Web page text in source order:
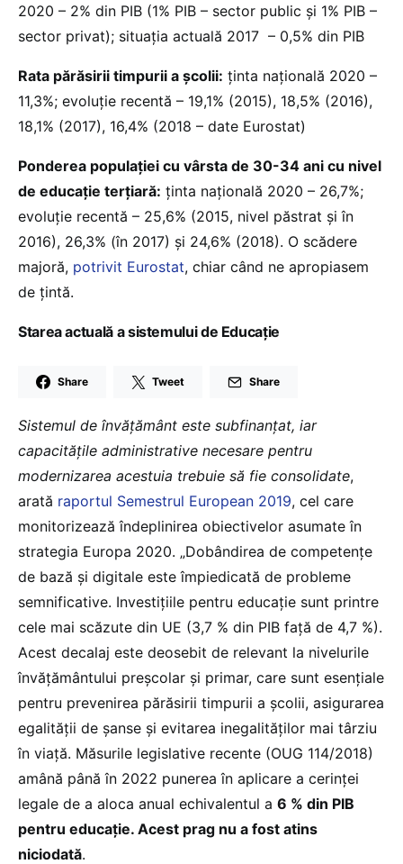
2020 – 2% din PIB (1% PIB – sector public şi 1% PIB –
sector privat); situația actuală 2017 – 0,5% din PIB
Rata părăsirii timpurii a școlii: ținta națională 2020 –
11,3%; evoluție recentă – 19,1% (2015), 18,5% (2016),
18,1% (2017), 16,4% (2018 – date Eurostat)
Ponderea populației cu vârsta de 30-34 ani cu nivel
de educație terțiară: ținta națională 2020 – 26,7%;
evoluție recentă – 25,6% (2015, nivel păstrat și în
2016), 26,3% (în 2017) și 24,6% (2018). O scădere
majoră, potrivit Eurostat, chiar când ne apropiasem
de țintă.
Starea actuală a sistemului de Educaţie
Share Tweet Share
Sistemul de învățământ este subfinanțat, iar
capacitățile administrative necesare pentru
modernizarea acestuia trebuie să fie consolidate,
arată raportul Semestrul European 2019, cel care
monitorizează îndeplinirea obiectivelor asumate în
strategia Europa 2020. „Dobândirea de competențe
de bază și digitale este împiedicată de probleme
semnificative. Investițiile pentru educație sunt printre
cele mai scăzute din UE (3,7 % din PIB față de 4,7 %).
Acest decalaj este deosebit de relevant la nivelurile
învățământului preșcolar și primar, care sunt esențiale
pentru prevenirea părăsirii timpurii a școlii, asigurarea
egalității de șanse și evitarea inegalităților mai târziu
în viață. Măsurile legislative recente (OUG 114/2018)
amână până în 2022 punerea în aplicare a cerinței
legale de a aloca anual echivalentul a 6 % din PIB
pentru educație. Acest prag nu a fost atins
niciodată.